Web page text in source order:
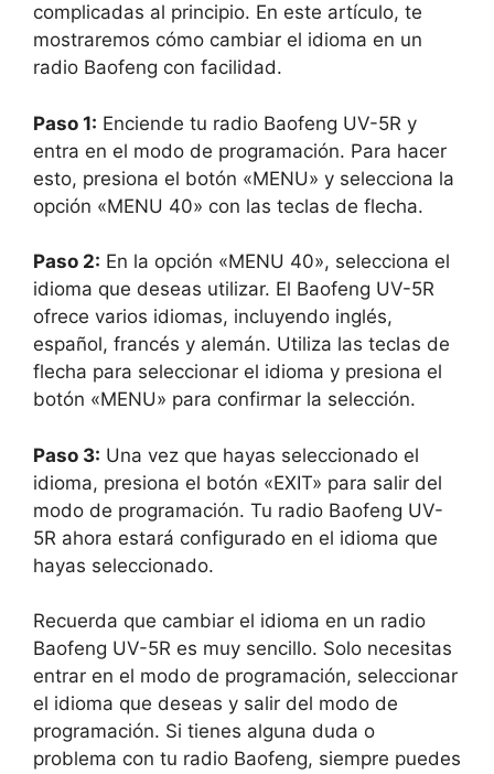
complicadas al principio. En este artículo, te
mostraremos cómo cambiar el idioma en un
radio Baofeng con facilidad.
Paso 1: Enciende tu radio Baofeng UV-5R y
entra en el modo de programación. Para hacer
esto, presiona el botón «MENU» y selecciona la
opción «MENU 40» con las teclas de flecha.
Paso 2: En la opción «MENU 40», selecciona el
idioma que deseas utilizar. El Baofeng UV-5R
ofrece varios idiomas, incluyendo inglés,
español, francés y alemán. Utiliza las teclas de
flecha para seleccionar el idioma y presiona el
botón «MENU» para confirmar la selección.
Paso 3: Una vez que hayas seleccionado el
idioma, presiona el botón «EXIT» para salir del
modo de programación. Tu radio Baofeng UV-
5R ahora estará configurado en el idioma que
hayas seleccionado.
Recuerda que cambiar el idioma en un radio
Baofeng UV-5R es muy sencillo. Solo necesitas
entrar en el modo de programación, seleccionar
el idioma que deseas y salir del modo de
programación. Si tienes alguna duda o
problema con tu radio Baofeng, siempre puedes